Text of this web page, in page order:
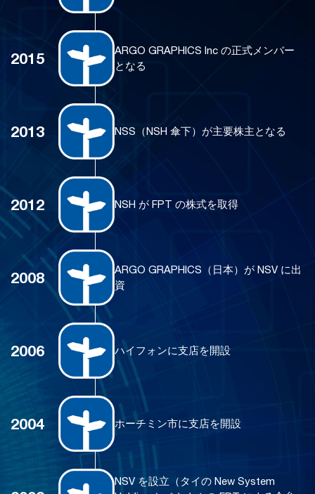
2015
ARGO GRAPHICS Inc の正式メンバー
となる
2013 NSS（NSH 傘下）が主要株主となる
2012 NSH が FPT の株式を取得
2008
ARGO GRAPHICS（日本）が NSV に出
資
2006 ハイフォンに支店を開設
2004 ホーチミン市に支店を開設
NSV を設立（タイの New System